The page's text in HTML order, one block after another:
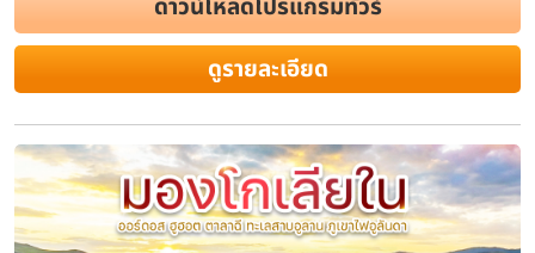
บินตรงเออร์ดอส มองโกเลียใน 2569
ทุ่งหญ้าเออร์ดอส สุสานเจงกิสข่าน แ
แม่น้ำเหลือง 5 วัน 4 คืน (สวมชุดมองโ
งานเลี้ยงรอบกองไฟ)
ระยะเวลา
5 วัน 4 คืน
โรงแรม สายการบิน
ดาวน์โหลดโปรแกรมทัวร์
ดูรายละเอียด